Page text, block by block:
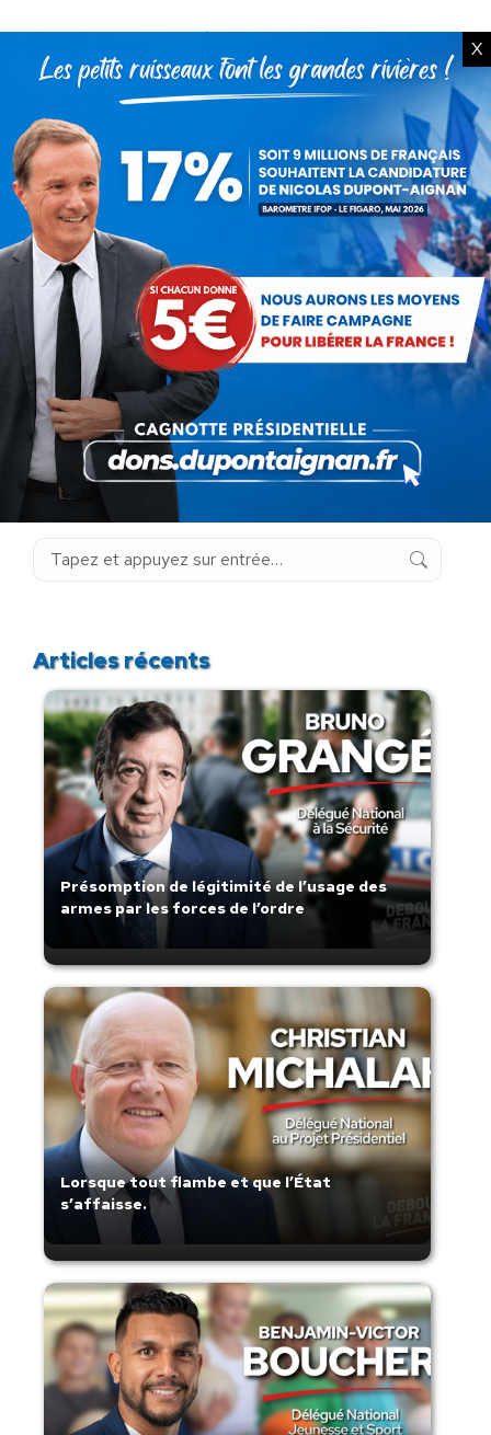
20 juillet 2026
Bac de français : quand la
liberté pédagogique devient
abandon culturel
La France au seuil d’un
engrenage stratégique ?
15 juillet 2026
Rechercher
Recherche
Articles récents
Présomption de légitimité de l’usage des
armes par les forces de l’ordre
Lorsque tout flambe et que l’État
s’affaisse.
X